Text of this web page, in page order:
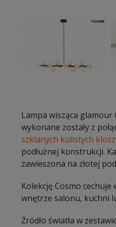
Lampa wisząca glamour
wykonane zostały z
szklanych kulistych
podłużnej konstrukcji.
zawieszona na złotej
Kolekcję Cosmo
wnętrze salonu, kuchni
Źródło światła w